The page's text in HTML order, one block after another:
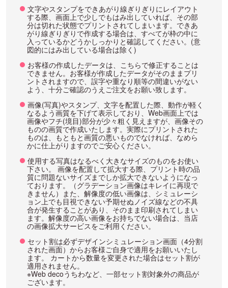
文字やスタンプをできあがり線ぎりぎりにレイアウト
する際、画面上で少しでもはみ出していれば、その部
分は切れた状態でプリントされてしまいます。できあ
がり線ぎりぎりで作成する場合は、すべてが枠の中に
入っているかどうかしっかりと確認してください。(意
図的にはみ出している場合は除く)
お客様の作成したデータは、こちらで修正することは
できません。お客様が作成したデータがそのままプリ
ントされますので、誤字や重なり順等の間違いがない
よう、十分ご確認のうえご注文をお願い致します。
画像(写真)やスタンプ、文字を配置した際、動作が軽く
なるよう画質を下げて表示しており、Web画面上では
画像やフチ(境目)部分が少々粗く見えますが、画像その
ものの画質で作成いたします。実際にプリントされた
ものは、もともと画質の悪いものでなければ、なめら
かに仕上がりますのでご安心ください。
使用する写真はなるべく大きなサイズのものをお使い
下さい。 画像を配置して拡大する際、プリント時の品
質に問題ないサイズまでしか拡大できないようになっ
ております。（グラデーション画像はキレイに再現で
きません）また、解像度の低い画像は、シミュレーシ
ョン上でも目視できない予期せぬノイズ線などの不具
合が発生することがあり、そのまま印刷されてしまい
ます。解像度の高い画像をお持ちでない場合は、当店
の画像拡大サービスをご利用ください。
セット割は必ずデザインシミュレーション画面（4分割
された画面）からお客様ご自身で適用をお願いいたし
ます。 カートから数量を変更された場合はセット割が
適用されません。
※Web decoうちわなど、一部セット割対象外の商品が
ございます。